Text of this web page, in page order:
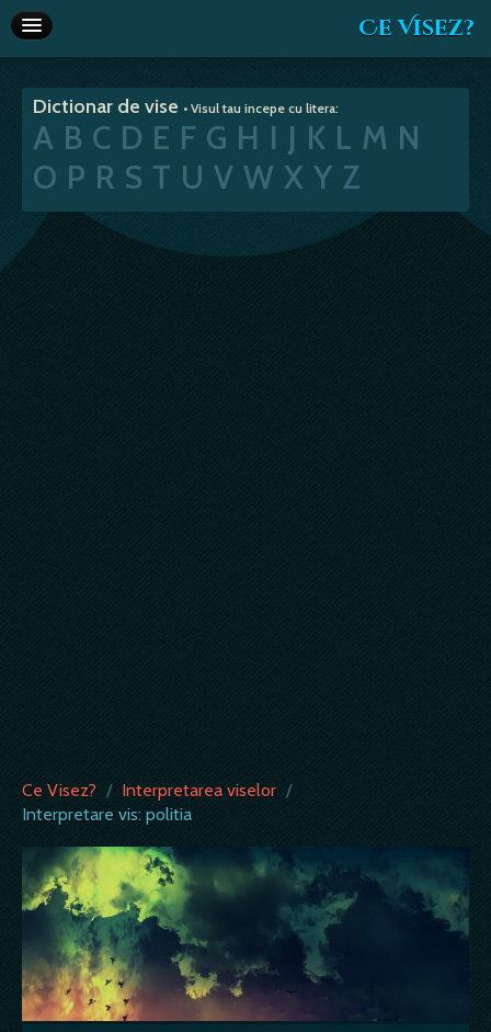
Ce Visez?
Interpretare vise
Articole
Va recomandam
Dictionar de vise • Visul tau incepe cu litera:
A B C D E F G H I J K L M N
O P R S T U V W X Y Z
Ce Visez? / Interpretarea viselor /
Interpretare vis: politia